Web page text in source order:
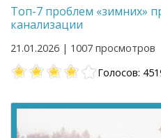
Топ-7 проблем «зимних»
канализации
21.01.2026 | 1007 просмотров
Голосов: